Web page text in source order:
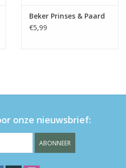
Beker Prinses & Paard
€5,99
onze nieuwsbrief:
ABONNEER